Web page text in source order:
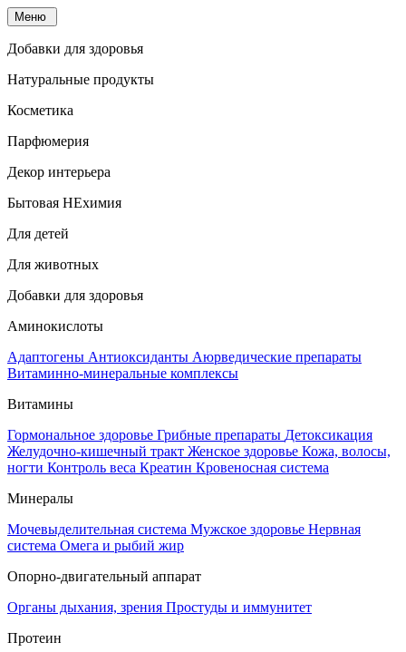
Меню
Добавки для здоровья
Натуральные продукты
Косметика
Парфюмерия
Декор интерьера
Бытовая НЕхимия
Для детей
Для животных
Добавки для здоровья
Аминокислоты
Адаптогены Антиоксиданты Аюрведические препараты
Витаминно-минеральные комплексы
Витамины
Гормональное здоровье Грибные препараты Детоксикация
Желудочно-кишечный тракт Женское здоровье Кожа, волосы,
ногти Контроль веса Креатин Кровеносная система
Минералы
Мочевыделительная система Мужское здоровье Нервная
система Омега и рыбий жир
Опорно-двигательный аппарат
Органы дыхания, зрения Простуды и иммунитет
Протеин